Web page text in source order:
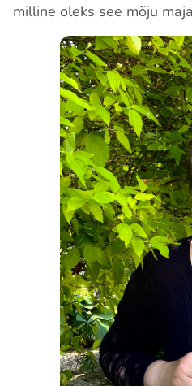
milline oleks see mõju